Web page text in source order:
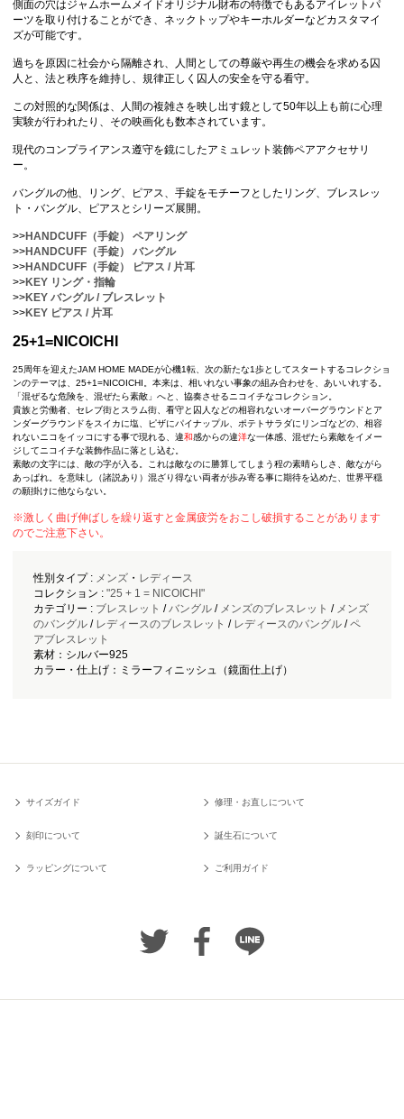
側面の穴はジャムホームメイドオリジナル財布の特徴でもあるアイレットパ
ーツを取り付けることができ、ネックトップやキーホルダーなどカスタマイ
ズが可能です。
過ちを原因に社会から隔離され、人間としての尊厳や再生の機会を求める囚
人と、法と秩序を維持し、規律正しく囚人の安全を守る看守。
この対照的な関係は、人間の複雑さを映し出す鏡として50年以上も前に心理
実験が行われたり、その映画化も数本されています。
現代のコンプライアンス遵守を鏡にしたアミュレット装飾ペアアクセサリ
ー。
バングルの他、リング、ピアス、手錠をモチーフとしたリング、ブレスレッ
ト・バングル、ピアスとシリーズ展開。
>>HANDCUFF（手錠） ペアリング
>>HANDCUFF（手錠） バングル
>>HANDCUFF（手錠） ピアス / 片耳
>>KEY リング・指輪
>>KEY バングル / ブレスレット
>>KEY ピアス / 片耳
25+1=NICOICHI
25周年を迎えたJAM HOME MADEが心機1転、次の新たな1歩としてスタートするコレクショ
ンのテーマは、25+1=NICOICHI。本来は、相いれない事象の組み合わせを、あいいれする。
「混ぜるな危険を、混ぜたら素敵」へと、協奏させるニコイチなコレクション。
貴族と労働者、セレブ街とスラム街、看守と囚人などの相容れないオーバーグラウンドとア
ンダーグラウンドをスイカに塩、ピザにパイナップル、ポテトサラダにリンゴなどの、相容
れないニコをイッコにする事で現れる、違和感からの違洋な一体感、混ぜたら素敵をイメー
ジしてニコイチな装飾作品に落とし込む。
素敵の文字には、敵の字が入る。これは敵なのに勝算してしまう程の素晴らしさ、敵ながら
あっぱれ。を意味し（諸説あり）混ざり得ない両者が歩み寄る事に期待を込めた、世界平穏
の願掛けに他ならない。
※激しく曲げ伸ばしを繰り返すと金属疲労をおこし破損することがあります
のでご注意下さい。
性別タイプ : メンズ・ レディース
コレクション : "25 + 1 = NICOICHI"
カテゴリー : ブレスレット /バングル/ メンズのブレスレット / メンズ
のバングル/ レディースのブレスレット / レディースのバングル/ペ
アブレスレット
素材：シルバー925
カラー・仕上げ：ミラーフィニッシュ（鏡面仕上げ）
サイズガイド 修理・お直しについて
刻印について 誕生石について
ラッピングについて ご利用ガイド